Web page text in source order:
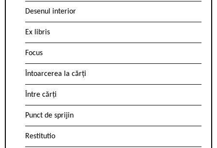
Desenul interior
Ex libris
Focus
Întoarcerea la cărți
Între cărți
Punct de sprijin
Restitutio